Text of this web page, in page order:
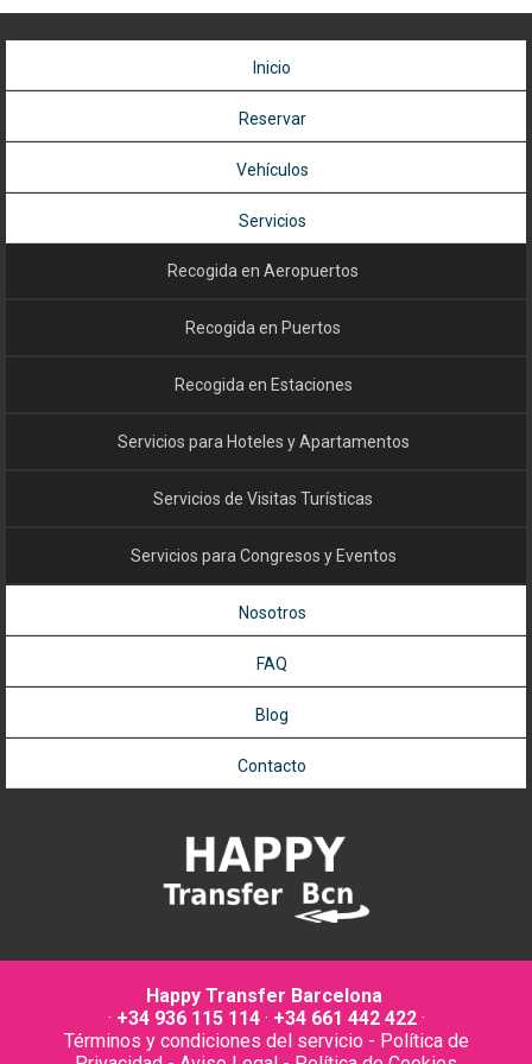
Inicio
Reservar
Vehículos
Servicios
Recogida en Aeropuertos
Recogida en Puertos
Recogida en Estaciones
Servicios para Hoteles y Apartamentos
Servicios de Visitas Turísticas
Servicios para Congresos y Eventos
Nosotros
FAQ
Blog
Contacto
Happy Transfer Barcelona
· +34 936 115 114· +34 661 442 422·
Términos y condiciones del servicio - Política de